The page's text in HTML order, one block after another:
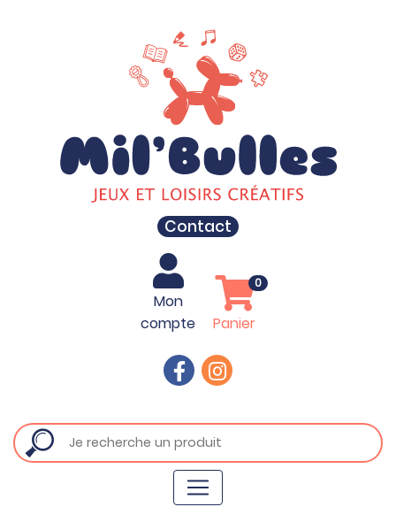
Contact
Mon
compte
Panier
0